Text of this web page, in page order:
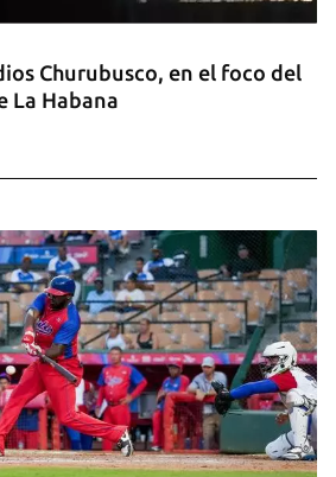
Churubusco, en el foco del
La Habana